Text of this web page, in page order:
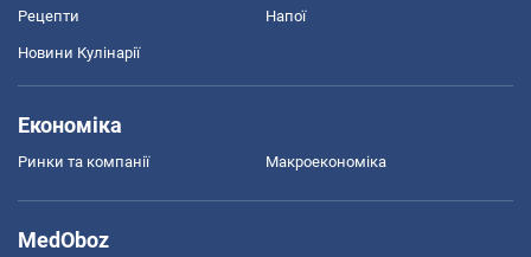
Рецепти Напої
Новини Кулінарії
Економіка
Ринки та компанії Макроекономіка
MedOboz